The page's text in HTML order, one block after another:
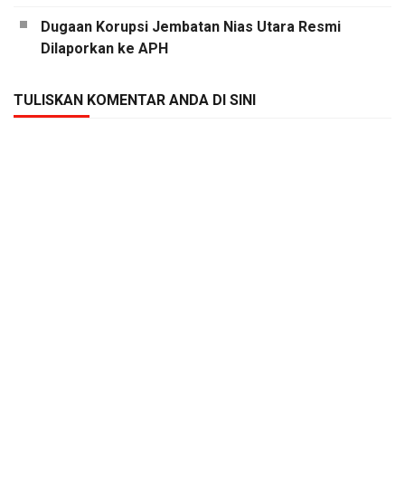
Dugaan Korupsi Jembatan Nias Utara Resmi
Dilaporkan ke APH
TULISKAN KOMENTAR ANDA DI SINI